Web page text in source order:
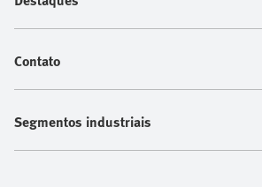
Contato
Segmentos industriais